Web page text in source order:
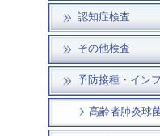
認知症検査
その他検査
予防接種・イン
高齢者肺炎球